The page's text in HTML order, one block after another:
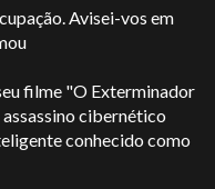
Avisei-vos em
filme "O Exterminador
cibernético
conhecido como